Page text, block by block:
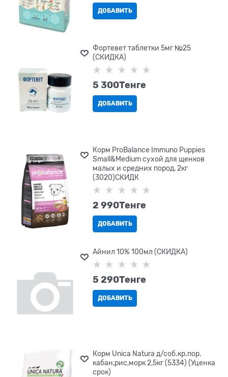
ДОБАВИТЬ
Фортевет таблетки 5мг №25
(СКИДКА)
5 300Tенге
ДОБАВИТЬ
Корм ProBalance Immuno Puppies
Small&Medium сухой для щенков
малых и средних пород, 2кг
(3020)СКИДК
2 990Tенге
ДОБАВИТЬ
Айнил 10% 100мл (СКИДКА)
5 290Tенге
ДОБАВИТЬ
Корм Unica Natura д/соб.кр.пор.
кабан,рис,морк 2,5кг (5334) (Уценка
срок)